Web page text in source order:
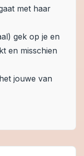
met haar
gek op je en
en misschien
jouwe van